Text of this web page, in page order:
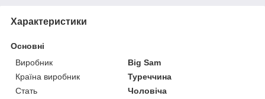
Характеристики
Основні
Виробник
Big Sam
Країна виробник
Туреччина
Стать
Чоловіча